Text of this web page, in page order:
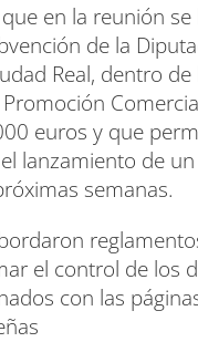
en la reunión
de la
Real, dentro de
euros y que
lanzamiento de
semanas.
el control de los
con las